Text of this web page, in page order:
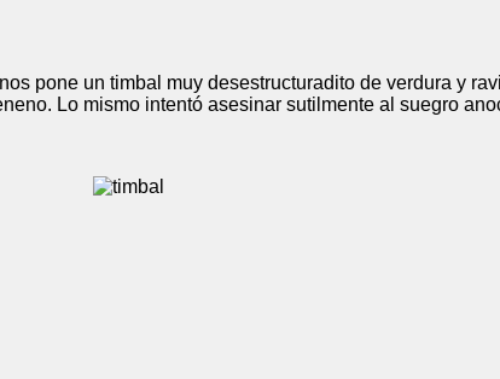
pone un timbal muy desestructuradito de verdura y
Lo mismo intentó asesinar sutilmente al suegro